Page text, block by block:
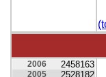
2006 2458163
2005 2528182